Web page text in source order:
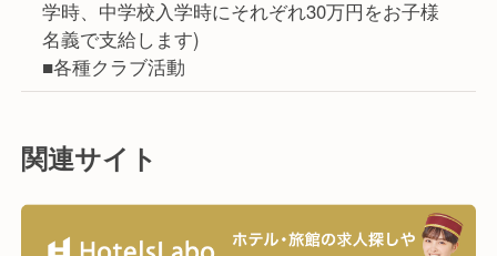
学時、中学校入学時にそれぞれ30万円をお子様
名義で支給します)
■各種クラブ活動
関連サイト